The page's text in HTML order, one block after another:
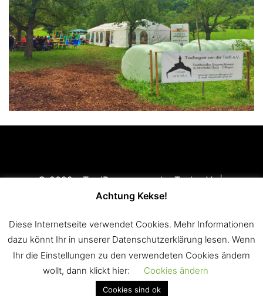
© 2022 - TradBogner von der Teck e.V. |
Disclaimer|Datenschutzerklärung
(WLSB)und imWürttembergischen Schützenverband
1850 e.V. (WSV)
Achtung Kekse!
Diese Internetseite verwendet Cookies. Mehr Informationen
dazu könnt Ihr in unserer Datenschutzerklärung lesen. Wenn
Ihr die Einstellungen zu den verwendeten Cookies ändern
wollt, dann klickt hier:
Cookies ändern
Cookies sind ok